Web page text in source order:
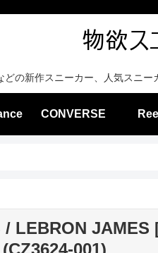
の新作スニーカー、人気スニ
CONVERSE
LEBRON JAMES